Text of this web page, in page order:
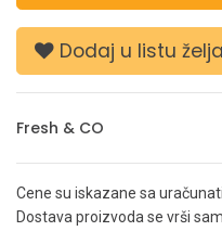
Dodaj u listu želja
Fresh & CO
Cene su iskazane sa
Dostava proizvoda se vrši